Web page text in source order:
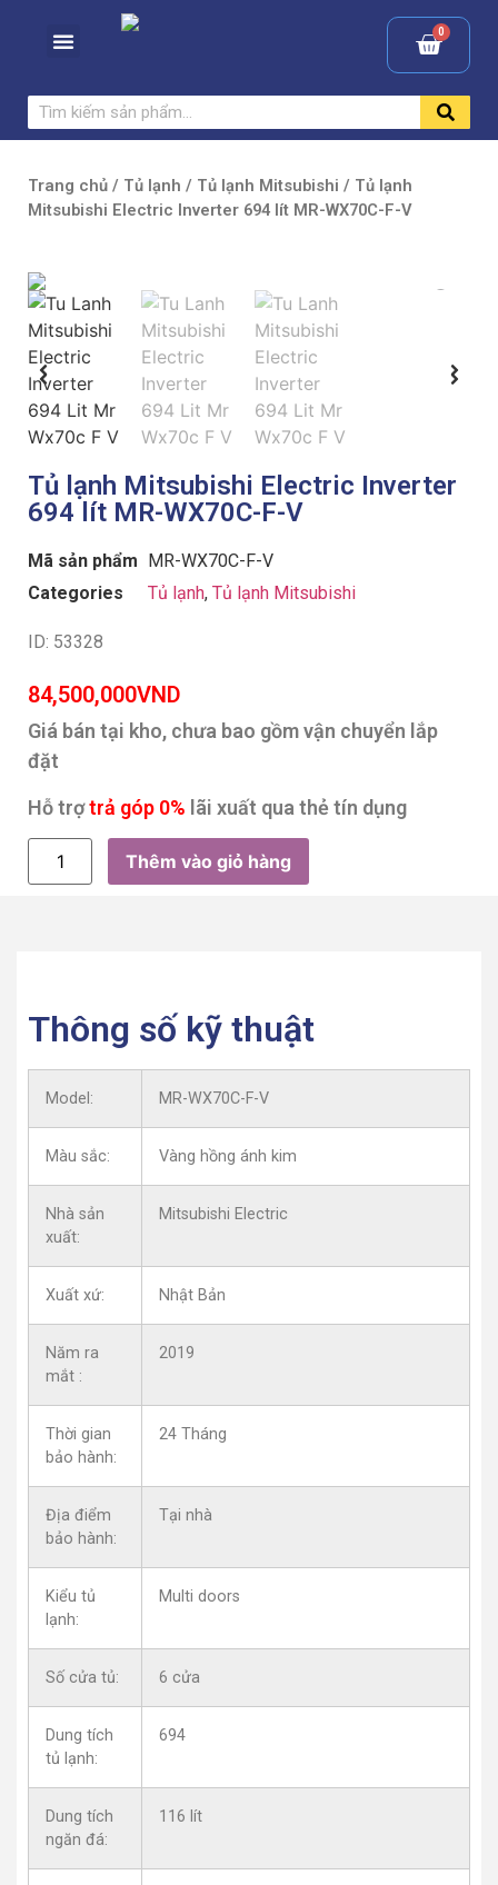
Trang chủ / Tủ lạnh / Tủ lạnh Mitsubishi / Tủ lạnh
Mitsubishi Electric Inverter 694 lít MR-WX70C-F-V
Tủ lạnh Mitsubishi Electric Inverter
694 lít MR-WX70C-F-V
Mã sản phẩm MR-WX70C-F-V
Categories
Tủ lạnh, Tủ lạnh Mitsubishi
ID: 53328
84,500,000VND
Giá bán tại kho, chưa bao gồm vận chuyển lắp
đặt
Hỗ trợtrả góp 0% lãi xuất qua thẻ tín dụng
Thêm vào giỏ hàng
Thông số kỹ thuật
Model: MR-WX70C-F-V
Màu sắc: Vàng hồng ánh kim
Nhà sản
xuất:
Mitsubishi Electric
Xuất xứ: Nhật Bản
Năm ra
mắt :
2019
Thời gian
bảo hành:
24 Tháng
Địa điểm
bảo hành:
Tại nhà
Kiểu tủ
lạnh:
Multi doors
Số cửa tủ: 6 cửa
Dung tích
tủ lạnh:
694
Dung tích
ngăn đá:
116 lít